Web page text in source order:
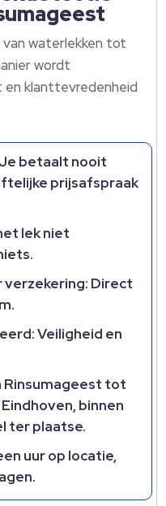
van waterlekken tot
wordt
klanttevredenheid
betaalt nooit
prijsafspraak
lek niet
Direct
Veiligheid en
Rinsumageest tot
binnen
ter plaatse.​
uur op locatie,